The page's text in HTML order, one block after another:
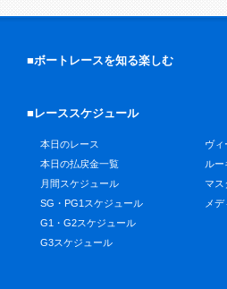
■ボートレースを知る楽しむ
■レーススケジュール
本日のレース
本日の払戻金一覧
月間スケジュール
SG・PG1スケジュール
G1・G2スケジュール
G3スケジュール
ヴィ
ルー
マス
メ